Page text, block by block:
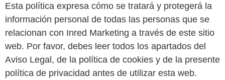
Esta política expresa cómo se tratará y protegerá la
información personal de todas las personas que se
relacionan con Inred Marketing a través de este sitio
web. Por favor, debes leer todos los apartados del
Aviso Legal, de la política de cookies y de la presente
política de privacidad antes de utilizar esta web.